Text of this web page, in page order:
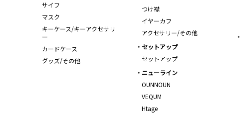
つけ襟
イヤーカフ
アクセサリー/その他
サイフ
マスク
キーケース/キーアクセサリ
ー
カードケース
グッズ/その他
セットアップ
セットアップ
ニューライン
OUNNOUN
VEQUM
Htage